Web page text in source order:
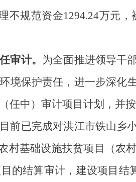
不规范资金1294.24万元
审计。 为全面推进领导干
境保护责任，进一步深化
任中）审计项目计划 ，并
前已完成对洪江市铁山乡
村基础设施扶贫项目（农
的结算审计，建设项目结